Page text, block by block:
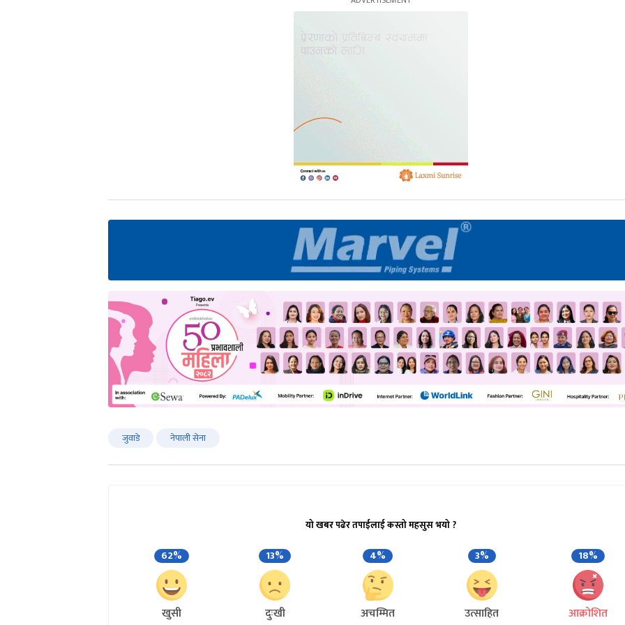
जुवाडे नेपाली सेना
यो खबर पढेर तपाईलाई कस्तो महसुस भयो ?
62%
खुसी
13%
दुःखी
4%
अचम्मित
3%
उत्साहित
18%
आक्रोशित